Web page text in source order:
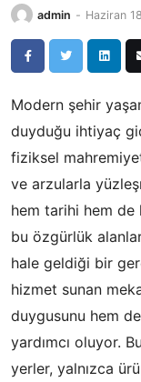
admin - Haziran
Modern şehir
duyduğu ihtiyaç
fiziksel
ve arzularla
hem tarihi hem
bu özgürlük
hale geldiği bir
hizmet sunan
duygusunu hem
yardımcı oluyor.
yerler, yalnızca